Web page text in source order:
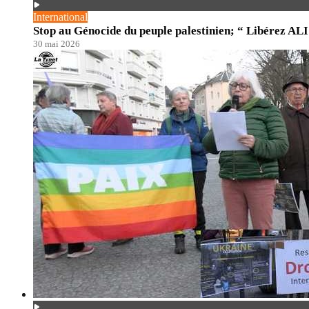
International
Stop au Génocide du peuple palestinien; “ Libérez
30 mai 2026